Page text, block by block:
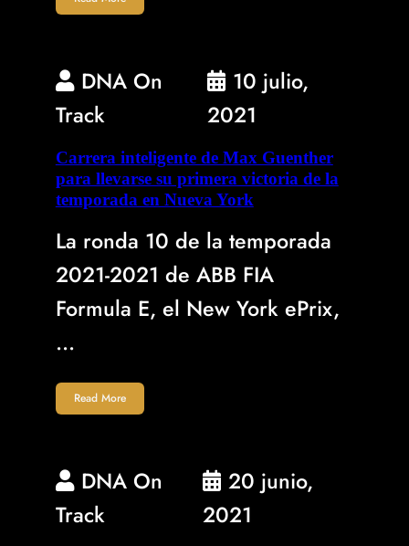
DNA On
Track
10 julio,
2021
Carrera inteligente de Max Guenther
para llevarse su primera victoria de la
temporada en Nueva York
La ronda 10 de la temporada
2021-2021 de ABB FIA
Formula E, el New York ePrix,
…
Read More
DNA On
Track
20 junio,
2021